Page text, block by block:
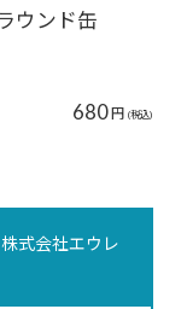
ウンド缶
680円 (税込)
式会社エウレ